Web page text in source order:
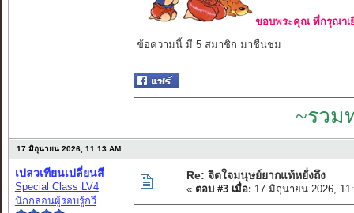
ขอบพระคุณ ที่กรุณาเ
ข้อความนี้ มี 5 สมาชิก มาชื่นชม
~รวม
17 มิถุนายน 2026, 11:13:AM
เปลวเทียนเปลี่ยนสี
Special Class LV4
นักกลอนผู้รอบรู้กวี
Re: จิตใจมนุษย์ยากแท้หยั่งถึง
« ตอบ #3 เมื่อ: 17 มิถุนายน 2026,